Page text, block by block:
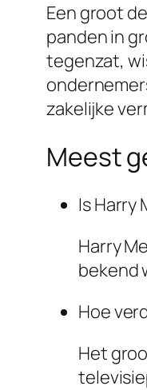
Een groot
panden in
tegenzat,
zakelijke
Meest
Is Harry
Harry
bekend
Hoe
Het